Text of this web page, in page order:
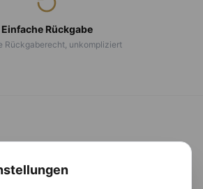
Einfache Rückgabe
Rückgaberecht, unkompliziert
CALMALUX